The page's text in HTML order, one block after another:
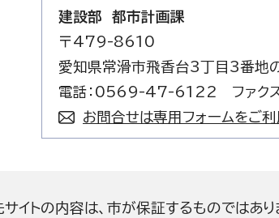
建設部 都市計画課
〒479-8610
愛知県常滑市飛香台3丁目3番地
電話：0569-47-6122 ファク
お問合せは専用フォームをご
イトの内容は、市が保証するものではあり